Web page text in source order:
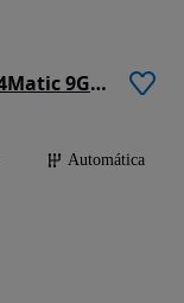
Mercedes-Benz GLC 300 de Coupe 4Matic 9G-TRONIC AMG Line
Automática